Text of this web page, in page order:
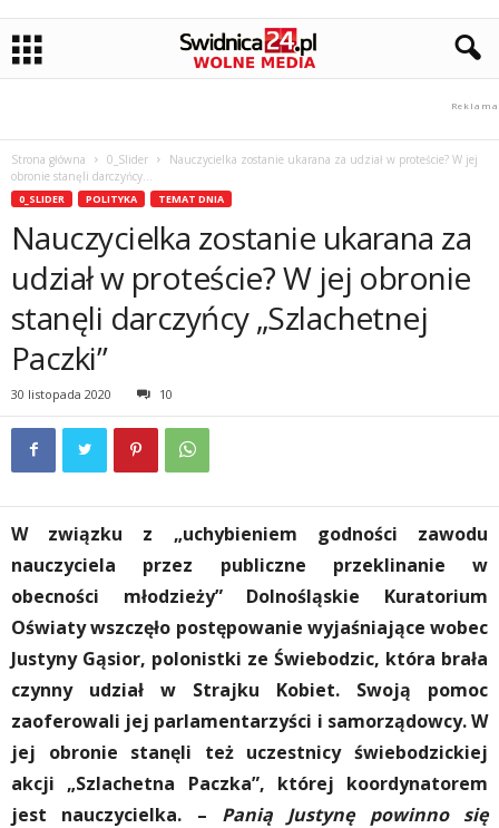
Strona główna 0_Slider
Nauczycielka zostanie ukarana za udział w proteście? W jej
obronie stanęli darczyńcy...
0_SLIDER POLITYKA TEMAT DNIA
Nauczycielka zostanie ukarana za
udział w proteście? W jej obronie
stanęli darczyńcy „Szlachetnej
Paczki”
30 listopada 2020 10
W związku z „uchybieniem godności zawodu
nauczyciela przez publiczne przeklinanie w
obecności młodzieży” Dolnośląskie Kuratorium
Oświaty wszczęło postępowanie wyjaśniające wobec
Justyny Gąsior, polonistki ze Świebodzic, która brała
czynny udział w Strajku Kobiet. Swoją pomoc
zaoferowali jej parlamentarzyści i samorządowcy. W
jej obronie stanęli też uczestnicy świebodzickiej
akcji „Szlachetna Paczka”, której koordynatorem
jest nauczycielka. – Panią Justynę powinno się